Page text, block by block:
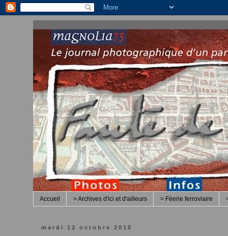
Accueil > Archives d'ici et d'ailleurs > Féerie ferroviaire
mardi 12 octobre 2010